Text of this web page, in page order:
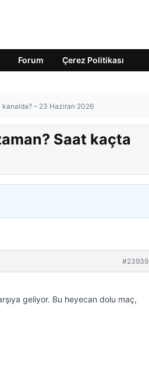
Forum Çerez Politikası
kanalda? – 23 Haziran 2026
Saat kaçta
#23939
geliyor. Bu heyecan dolu maç,